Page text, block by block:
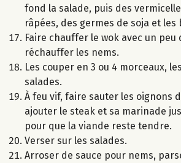
fond la salade, puis des
râpées, des germes de soja et les
Faire chauffer le wok avec un peu
réchauffer les nems.
Les couper en 3 ou 4 morceaux,
salades.
À feu vif, faire sauter les oignons
ajouter le steak et sa marinade
pour que la viande reste tendre.
Verser sur les salades.
Arroser de sauce pour nems,